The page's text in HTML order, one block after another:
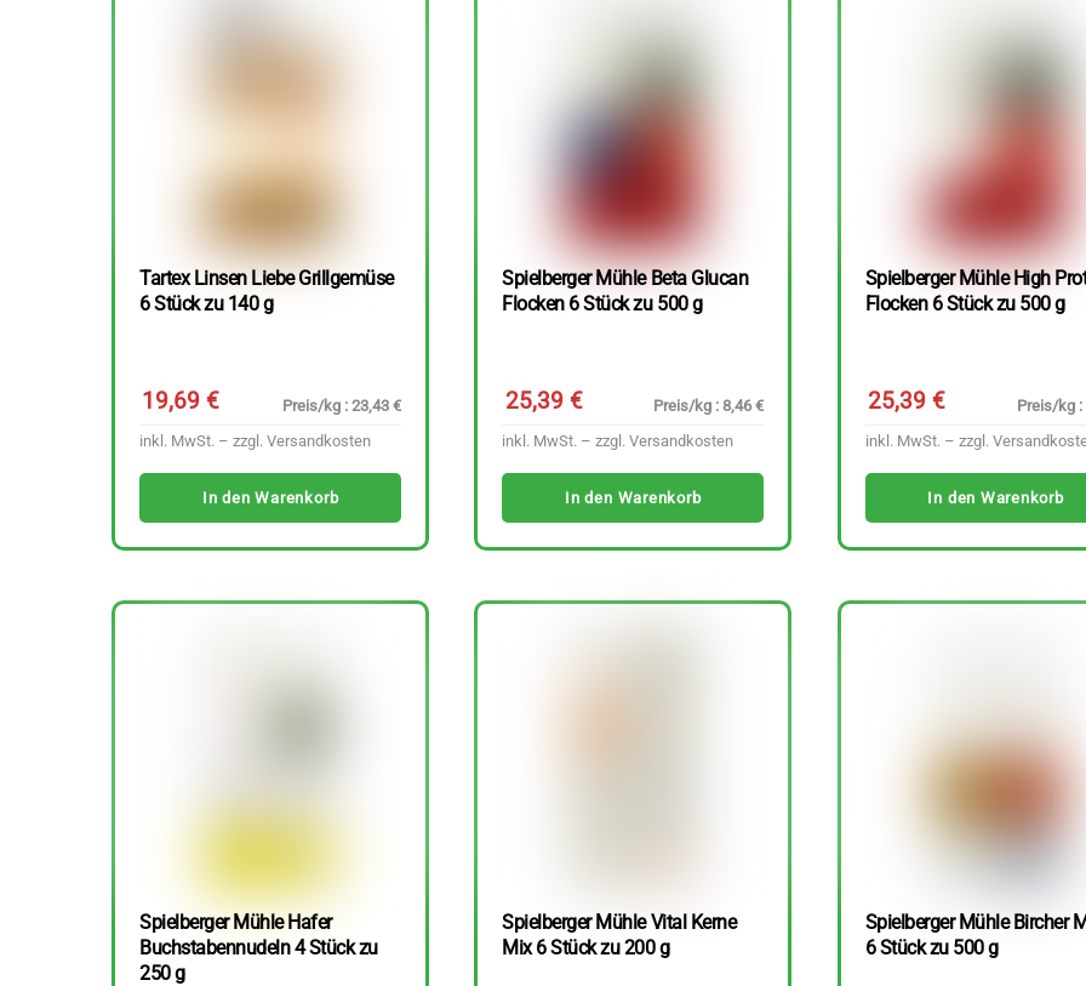
Tartex Linsen Liebe Grillgemüse
6 Stück zu 140 g
19,69€
Preis/kg : 23,43 €
inkl. MwSt. – zzgl. Versandkosten
In den Warenkorb
Spielberger Mühle Beta Glucan
Flocken 6 Stück zu 500 g
25,39 €
Preis/kg : 8,46 €
inkl. MwSt. – zzgl.Versandkosten
In den Warenkorb
Spielberger Mühle High
Flocken 6 Stück zu 500 g
25,39 €
Preis/kg :
inkl. MwSt. – zzgl.
In den Warenkorb
Spielberger Mühle Hafer
Buchstabennudeln 4 Stück zu
250 g
Spielberger Mühle Vital Kerne
Mix 6 Stück zu 200 g
Spielberger Mühle Bircher
6 Stück zu 500 g